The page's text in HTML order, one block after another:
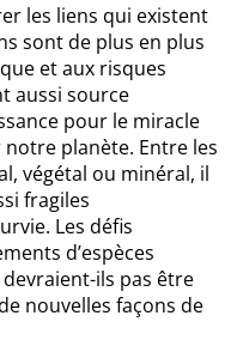
les liens qui existent
sont de plus en plus
et aux risques
aussi source
pour le miracle
notre planète. Entre les
végétal ou minéral, il
fragiles
Les défis
d’espèces
ils pas être
nouvelles façons de